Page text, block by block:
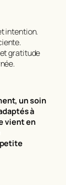
intention.
gratitude
un soin
à
vient en